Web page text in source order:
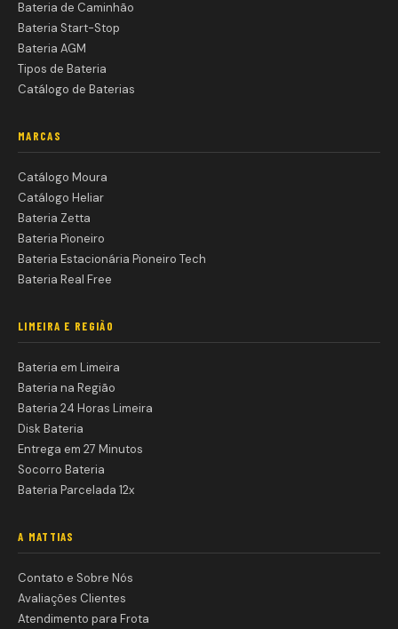
Bateria de Caminhão
Bateria Start-Stop
Bateria AGM
Tipos de Bateria
Catálogo de Baterias
MARCAS
Catálogo Moura
Catálogo Heliar
Bateria Zetta
Bateria Pioneiro
Bateria Estacionária Pioneiro Tech
Bateria Real Free
LIMEIRA E REGIÃO
Bateria em Limeira
Bateria na Região
Bateria 24 Horas Limeira
Disk Bateria
Entrega em 27 Minutos
Socorro Bateria
Bateria Parcelada 12x
A MATTIAS
Contato e Sobre Nós
Avaliações Clientes
Atendimento para Frota